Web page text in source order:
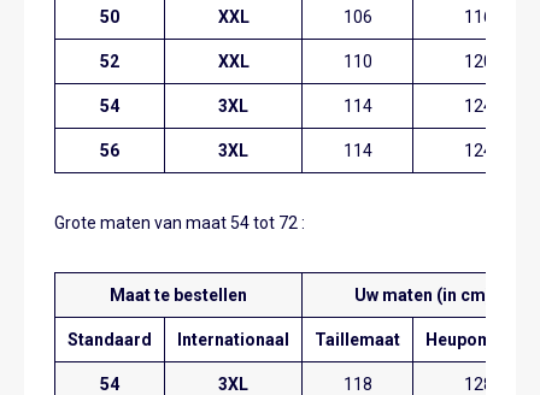
50 XXL 106 116
52 XXL 110 120
54 3XL 114 124
56 3XL 114 124
Grote maten van maat 54 tot 72 :
Maat te bestellen Uw maten (in cm)
Standaard Internationaal Taillemaat Heupomvang
54 3XL 118 128